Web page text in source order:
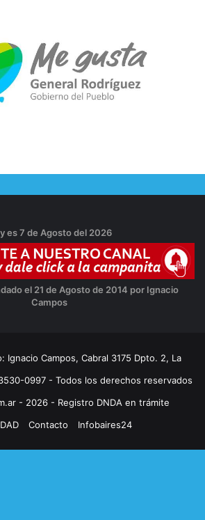
es 7 de Agosto del 2026
el 21 de Agosto de 2014 por Ignacio
Campos
Ignacio Campos, Cabral 3175 Dpto. 2, La
0997 - Todos los derechos reservados
- 2026 - Registro DNDA en trámite
Contacto Infobaires24